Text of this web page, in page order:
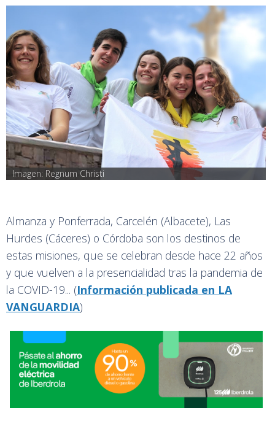
Imagen: Regnum Christi
Almanza y Ponferrada, Carcelén (Albacete), Las
Hurdes (Cáceres) o Córdoba son los destinos de
estas misiones, que se celebran desde hace 22 años
y que vuelven a la presencialidad tras la pandemia de
la COVID-19... (Información publicada en LA
VANGUARDIA)